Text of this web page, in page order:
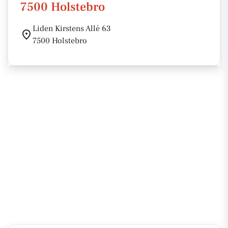
7500 Holstebro
Liden Kirstens Allé 63
7500 Holstebro